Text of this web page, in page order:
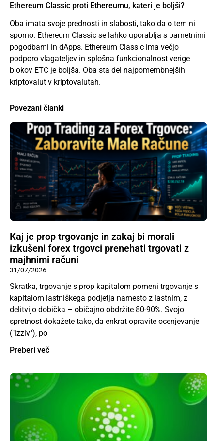
Ethereum Classic proti Ethereumu, kateri je boljši?
Oba imata svoje prednosti in slabosti, tako da o tem ni
sporno. Ethereum Classic se lahko uporablja s pametnimi
pogodbami in dApps. Ethereum Classic ima večjo
podporo vlagateljev in splošna funkcionalnost verige
blokov ETC je boljša. Oba sta del najpomembnejših
kriptovalut v kriptovalutah.
Povezani članki
Kaj je prop trgovanje in zakaj bi morali
izkušeni forex trgovci prenehati trgovati z
majhnimi računi
31/07/2026
Skratka, trgovanje s prop kapitalom pomeni trgovanje s
kapitalom lastniškega podjetja namesto z lastnim, z
delitvijo dobička – običajno obdržite 80-90%. Svojo
spretnost dokažete tako, da enkrat opravite ocenjevanje
("izziv"), po
Preberi več